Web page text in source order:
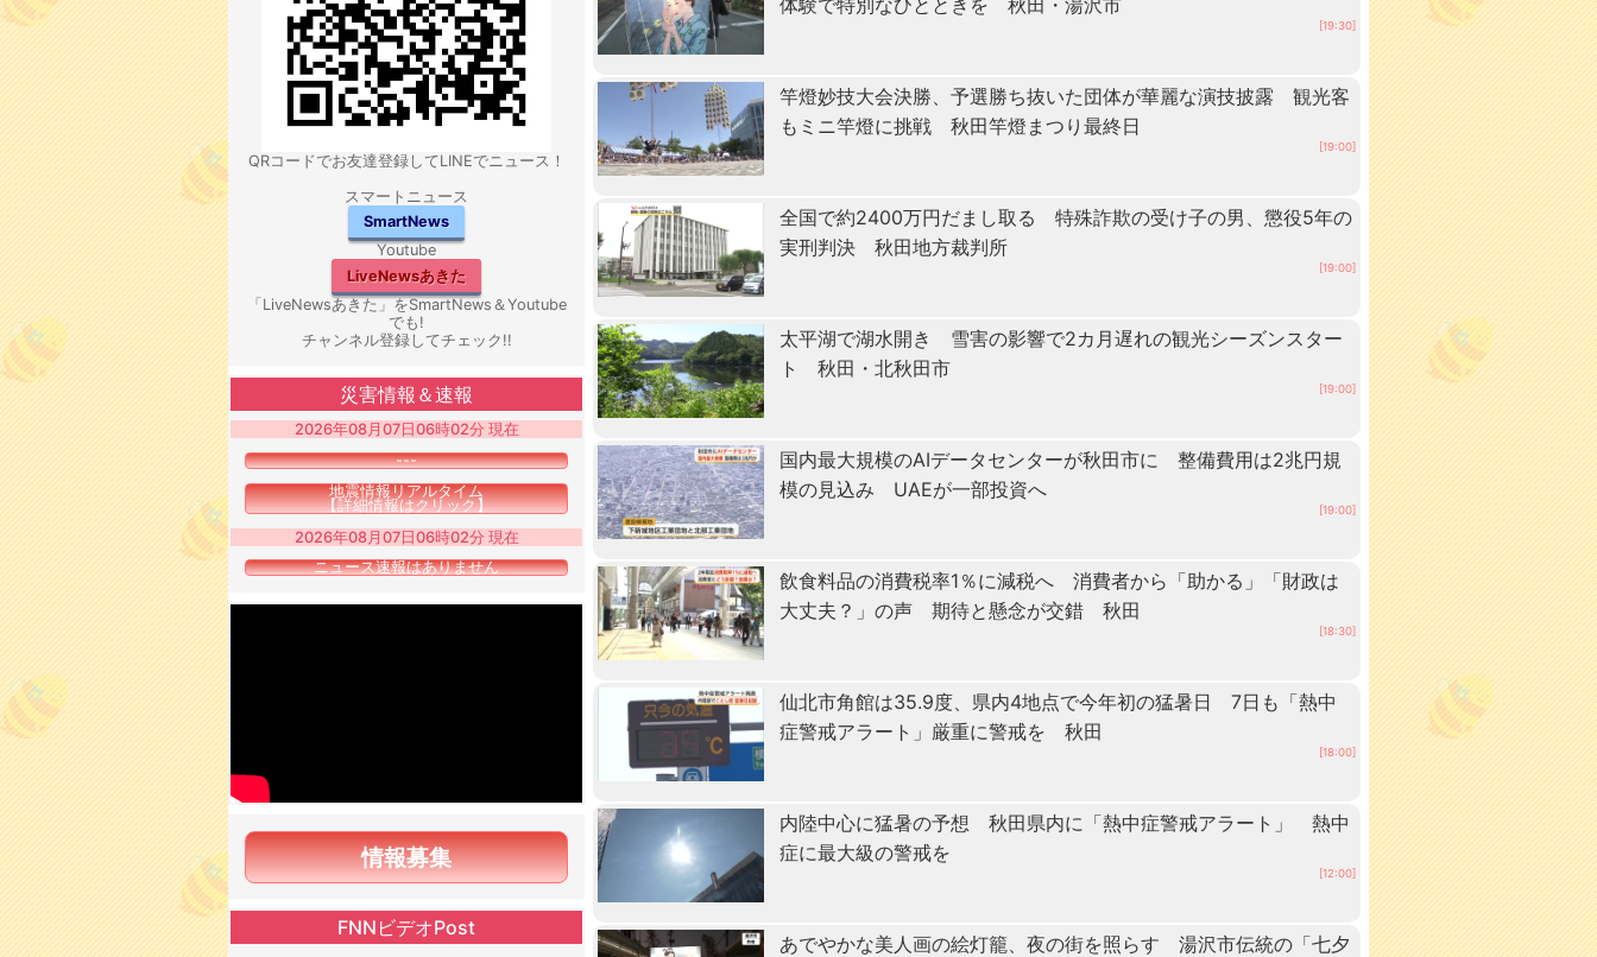
体験で特別なひとときを 秋田・湯沢市
[19:30]
竿燈妙技大会決勝、予選勝ち抜いた団体が華麗な演技披露 観光客
もミニ竿燈に挑戦 秋田竿燈まつり最終日
[19:00]
全国で約2400万円だまし取る 特殊詐欺の受け子の男、懲役5年の
実刑判決 秋田地方裁判所
[19:00]
太平湖で湖水開き 雪害の影響で2カ月遅れの観光シーズンスター
ト 秋田・北秋田市
[19:00]
国内最大規模のAIデータセンターが秋田市に 整備費用は2兆円規
模の見込み UAEが一部投資へ
[19:00]
飲食料品の消費税率1％に減税へ 消費者から「助かる」「財政は
大丈夫？」の声 期待と懸念が交錯 秋田
[18:30]
仙北市角館は35.9度、県内4地点で今年初の猛暑日 7日も「熱中
症警戒アラート」厳重に警戒を 秋田
[18:00]
内陸中心に猛暑の予想 秋田県内に「熱中症警戒アラート」 熱中
症に最大級の警戒を
[12:00]
あでやかな美人画の絵灯籠、夜の街を照らす 湯沢市伝統の「七夕
QRコードでお友達登録してLINEでニュース！
スマートニュース
SmartNews
Youtube
LiveNewsあきた
「LiveNewsあきた」をSmartNews＆Youtube
でも!
チャンネル登録してチェック!!
災害情報＆速報
2026年08月07日06時02分 現在
---
地震情報リアルタイム
【詳細情報はクリック】
2026年08月07日06時02分 現在
ニュース速報はありません
情報募集
FNNビデオPost